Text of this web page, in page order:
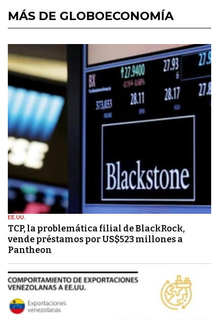
MÁS DE GLOBOECONOMÍA
EE.UU.
TCP, la problemática filial de BlackRock,
vende préstamos por US$523 millones a
Pantheon